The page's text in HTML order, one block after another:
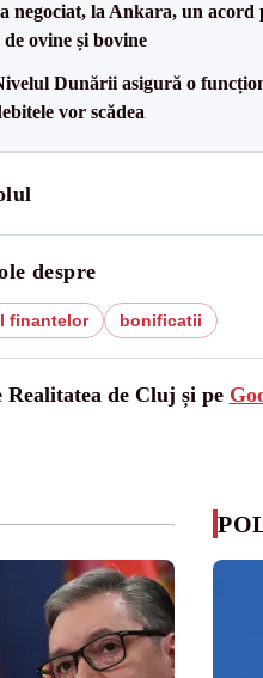
negociat, la Ankara, un
ovine și bovine
Dunării asigură o
vor scădea
despre
finantelor bonificatii
de Cluj și pe